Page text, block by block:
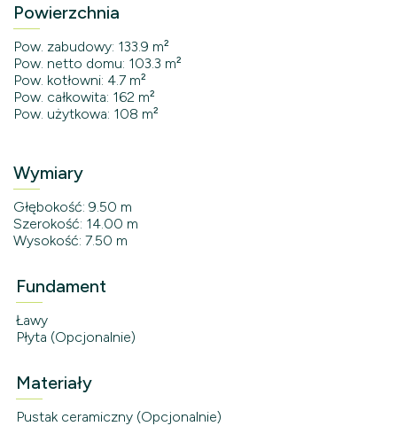
Powierzchnia
Pow. zabudowy: 133.9 m²
Pow. netto domu: 103.3 m²
Pow. kotłowni: 4.7 m²
Pow. całkowita: 162 m²
Pow. użytkowa: 108 m²
Wymiary
Głębokość: 9.50 m
Szerokość: 14.00 m
Wysokość: 7.50 m
Fundament
Ławy
Płyta (Opcjonalnie)
Materiały
Pustak ceramiczny (Opcjonalnie)